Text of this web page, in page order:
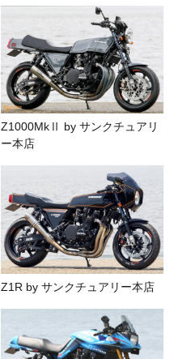
Z1000MkⅡ by サンクチュアリ
ー本店
Z1R by サンクチュアリー本店